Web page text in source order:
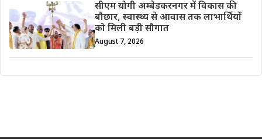
सीएम योगी अम्बेडकरनगर में विकास की
बौछार, स्वास्थ्य से आवास तक लाभार्थियों
को मिली बड़ी सौगात
August 7, 2026